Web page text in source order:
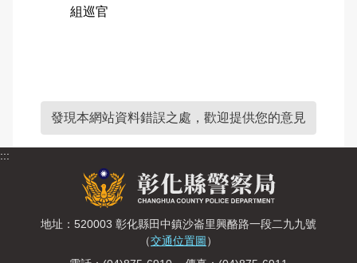
組巡官
發現本網站資料錯誤之處，歡迎提供您的意見
:::
地址：520003 彰化縣田中鎮沙崙里興酪路一段二九九號
（交通位置圖 ）